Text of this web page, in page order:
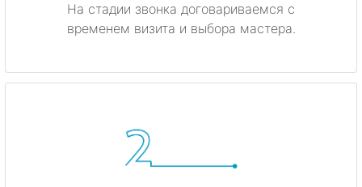
На стадии звонка договариваемся с
временем визита и выбора мастера.